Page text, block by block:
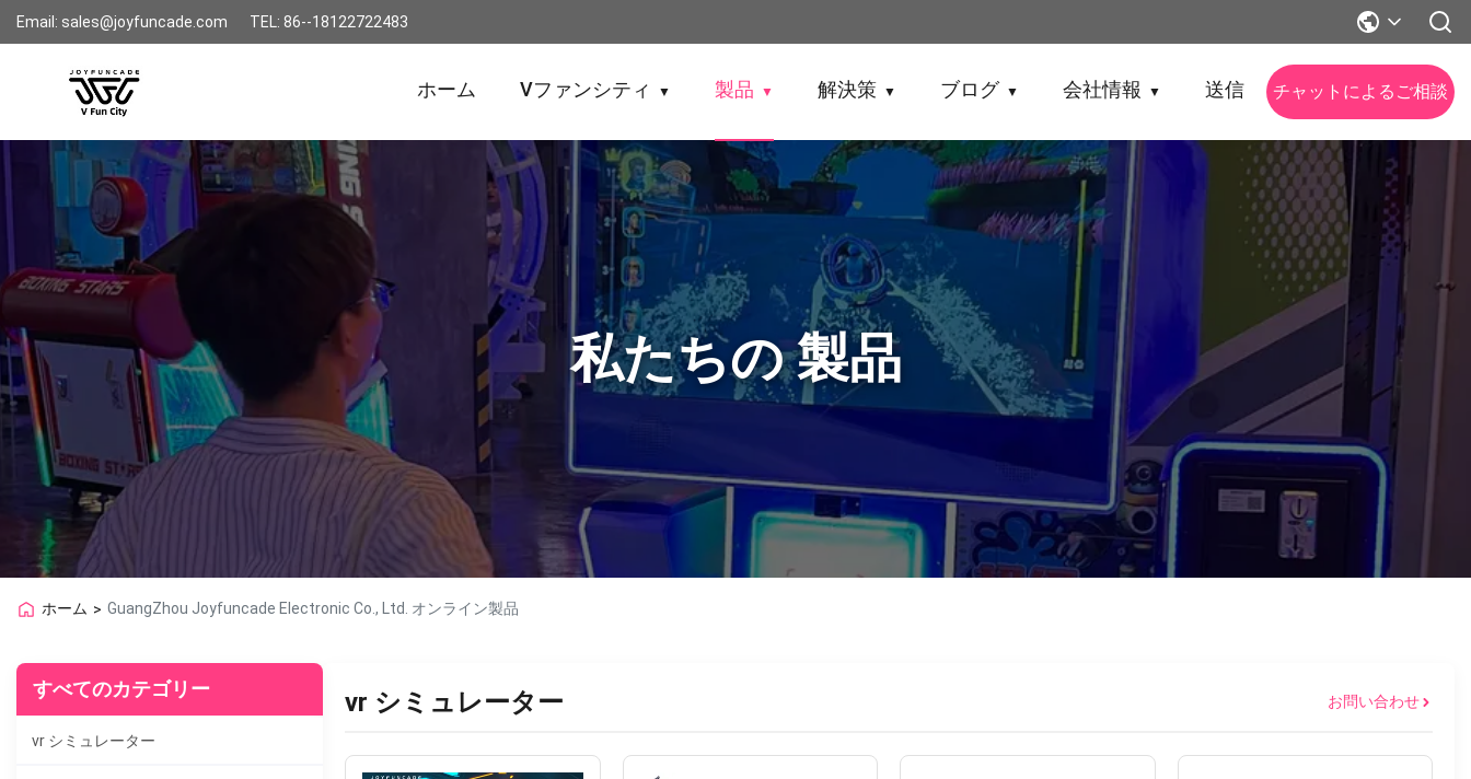
Email: sales@joyfuncade.com TEL: 86--18122722483
ホーム Vファンシティ ▼ 製品 ▼ 解決策 ▼ ブログ ▼ 会社情報 ▼ 送信 チャットによるご相談
私たちの 製品
ホーム > GuangZhou Joyfuncade Electronic Co., Ltd. オンライン製品
すべてのカテゴリー
vr シミュレーター
vr シミュレーター お問い合わせ